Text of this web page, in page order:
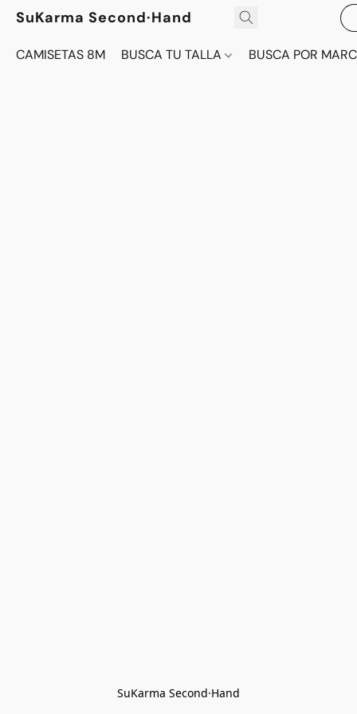
SuKarma Second·Hand
CAMISETAS 8M BUSCA TU TALLA BUSCA POR
SuKarma Second·Hand